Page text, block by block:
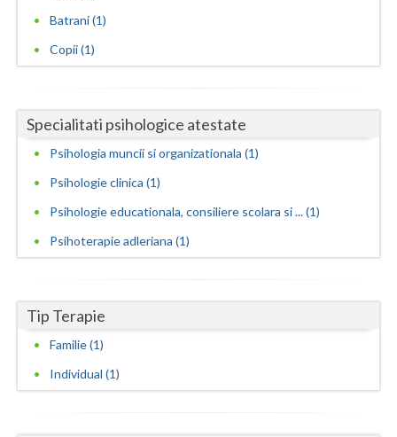
Prahova
Satu-Mare
Sibiu
Timis
Valcea
Batrani (1)
Copii (1)
Specialitati psihologice atestate
Psihologia muncii si organizationala (1)
Psihologie clinica (1)
Psihologie educationala, consiliere scolara si ... (1)
Psihoterapie adleriana (1)
Tip Terapie
Familie (1)
Individual (1)